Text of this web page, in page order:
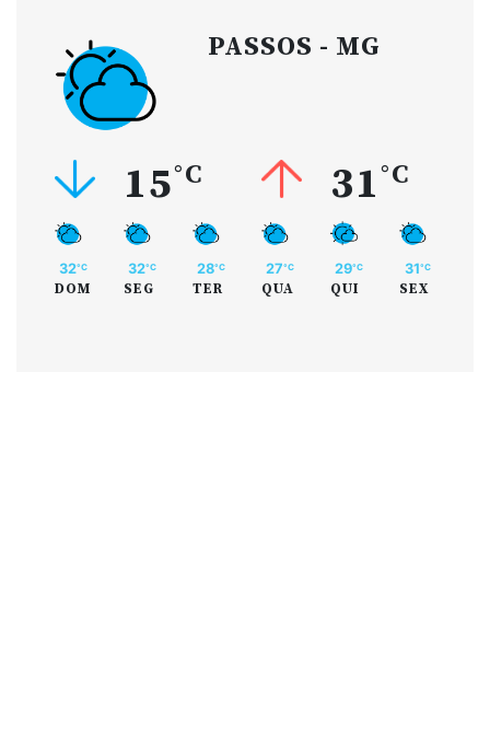
PASSOS - MG
15°C 31°C
32°C
DOM
32°C
SEG
28°C
TER
27°C
QUA
29°C
QUI
31°C
SEX